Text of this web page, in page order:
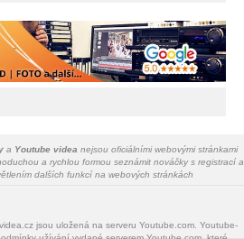
a Youtube videa nejsou oficiálními webovými stránkami
a rychlou formou seznámit nováčky s registrací a
dalších funkcí na webových stránkách
jsou uložená na serveru Youtube.com. Youtube-